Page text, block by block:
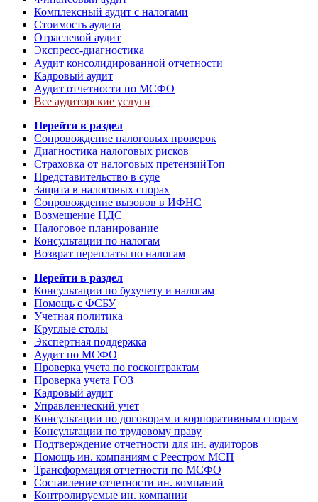
Комплексный аудит с налогами
Стоимость аудита
Отраслевой аудит
Экспресс-диагностика
Аудит консолидированной отчетности
Кадровый аудит
Аудит отчетности по МСФО
Все аудиторские услуги
Перейти в раздел
Сопровождение налоговых проверок
Диагностика налоговых рисков
Страховка от налоговых претензийТоп
Представительство в суде
Защита в налоговых спорах
Сопровождение вызовов в ИФНС
Возмещение НДС
Налоговое планирование
Консультации по налогам
Возврат переплаты по налогам
Перейти в раздел
Консультации по бухучету и налогам
Помощь с ФСБУ
Учетная политика
Круглые столы
Экспертная поддержка
Аудит по МСФО
Проверка учета по госконтрактам
Проверка учета ГОЗ
Кадровый аудит
Управленческий учет
Консультации по договорам и корпоративным спорам
Консультации по трудовому праву
Подтверждение отчетности для ин. аудиторов
Помощь ин. компаниям с Реестром МСП
Трансформация отчетности по МСФО
Составление отчетности ин. компаний
Контролируемые ин. компании